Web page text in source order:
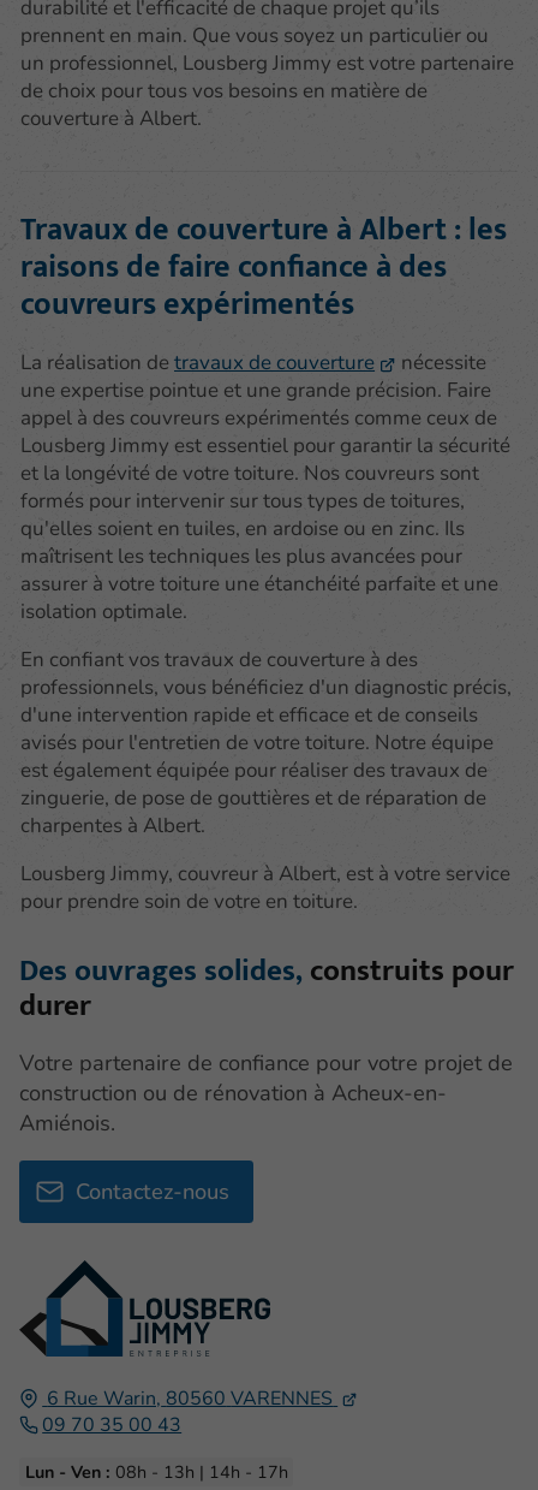
durabilité et l'efficacité de chaque projet qu’ils
prennent en main. Que vous soyez un particulier ou
un professionnel, Lousberg Jimmy est votre partenaire
de choix pour tous vos besoins en matière de
couverture à Albert.
Travaux de couverture à Albert : les
raisons de faire confiance à des
couvreurs expérimentés
La réalisation de travaux de couverture
nécessite
une expertise pointue et une grande précision. Faire
appel à des couvreurs expérimentés comme ceux de
Lousberg Jimmy est essentiel pour garantir la sécurité
et la longévité de votre toiture. Nos couvreurs sont
formés pour intervenir sur tous types de toitures,
qu'elles soient en tuiles, en ardoise ou en zinc. Ils
maîtrisent les techniques les plus avancées pour
assurer à votre toiture une étanchéité parfaite et une
isolation optimale.
En confiant vos travaux de couverture à des
professionnels, vous bénéficiez d'un diagnostic précis,
d'une intervention rapide et efficace et de conseils
avisés pour l'entretien de votre toiture. Notre équipe
est également équipée pour réaliser des travaux de
zinguerie, de pose de gouttières et de réparation de
charpentes à Albert.
Lousberg Jimmy, couvreur à Albert, est à votre service
pour prendre soin de votre en toiture.
6 Rue Warin, 80560 VARENNES
09 70 35 00 43
Lun - Ven : 08h - 13h | 14h - 17h
Des ouvrages solides,construits pour
durer
Votre partenaire de confiance pour votre projet de
construction ou de rénovation à Acheux-en-
Amiénois.
Contactez-nous